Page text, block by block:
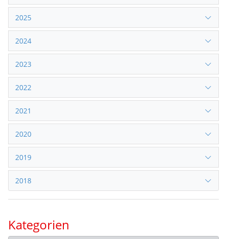
2025
2024
2023
2022
2021
2020
2019
2018
Kategorien